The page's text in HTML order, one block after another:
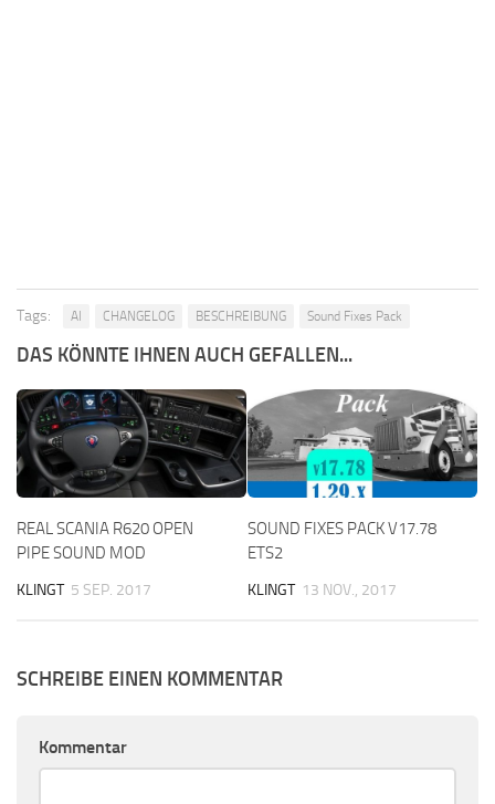
Tags: AI CHANGELOG BESCHREIBUNG Sound Fixes Pack
DAS KÖNNTE IHNEN AUCH GEFALLEN...
REAL SCANIA R620 OPEN
PIPE SOUND MOD
KLINGT 5 SEP. 2017
SOUND FIXES PACK V17.78
ETS2
KLINGT 13 NOV., 2017
SCHREIBE EINEN KOMMENTAR
Kommentar